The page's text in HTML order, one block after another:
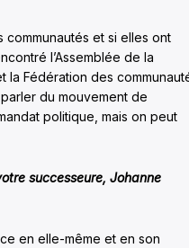
et si elles ont
l’Assemblée de la
la Fédération des
du mouvement de
politique, mais on peut
successeure, Johanne
en elle-même et en son